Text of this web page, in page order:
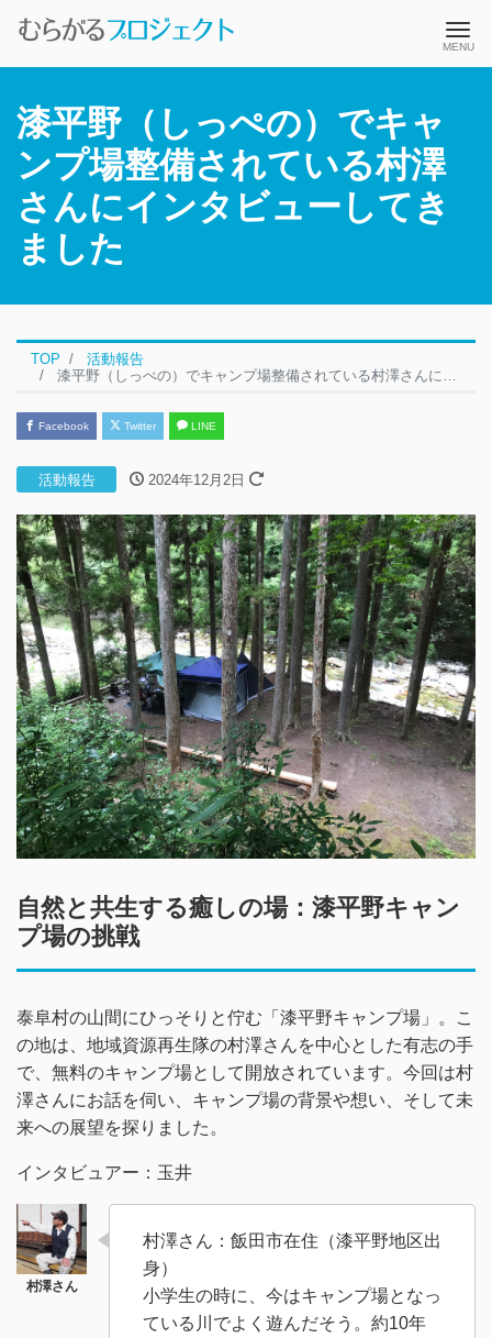
漆平野（しっぺの）でキャ
ンプ場整備されている村澤
さんにインタビューしてき
ました
TOP
活動報告
漆平野（しっぺの）でキャンプ場整備されている村澤さんにインタビューしてきました
Facebook Twitter LINE
活動報告 2024年12月2日
自然と共生する癒しの場：漆平野キャン
プ場の挑戦
泰阜村の山間にひっそりと佇む「漆平野キャンプ場」。こ
の地は、地域資源再生隊の村澤さんを中心とした有志の手
で、無料のキャンプ場として開放されています。今回は村
澤さんにお話を伺い、キャンプ場の背景や想い、そして未
来への展望を探りました。
インタビュアー：玉井
村澤さん：飯田市在住（漆平野地区出
身）
小学生の時に、今はキャンプ場となっ
ている川でよく遊んだそう。約10年